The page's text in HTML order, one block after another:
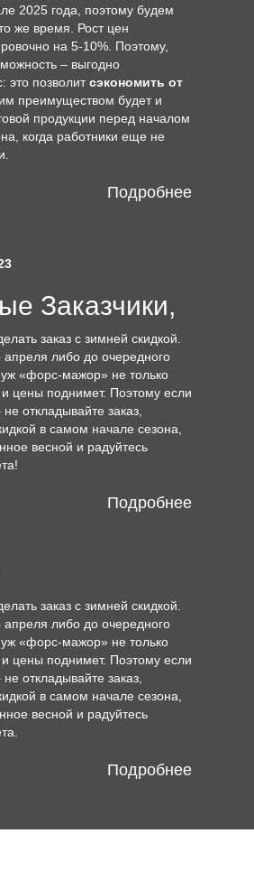
2025 года, поэтому будем
же время. Рост цен
на 5-10%. Поэтому,
– выгодно
это позволитсэкономить от
преимуществом будет и
продукции перед началом
когда работники еще не
Подробнее
Заказчики,
заказ с зимней скидкой.
апреля либо до очередного
«форс-мажор» не только
цены поднимет. Поэтому если
откладывайте заказ,
в самом начале сезона,
весной и радуйтесь
Подробнее
заказ с зимней скидкой.
апреля либо до очередного
«форс-мажор» не только
цены поднимет. Поэтому если
откладывайте заказ,
в самом начале сезона,
весной и радуйтесь
Подробнее